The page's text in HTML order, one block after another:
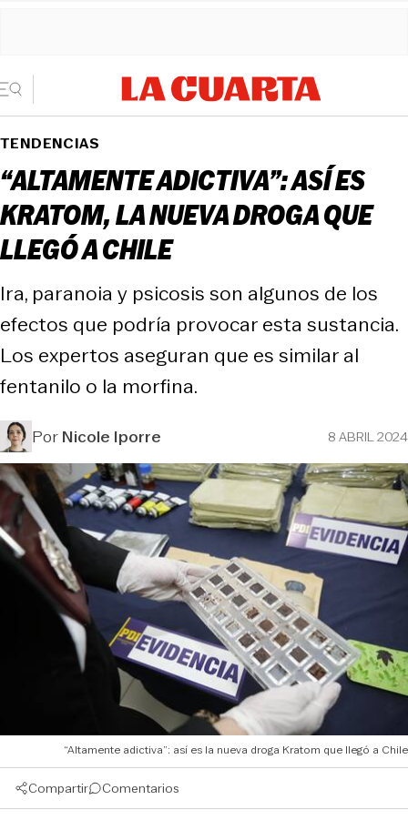
TENDENCIAS
“ALTAMENTE ADICTIVA”: ASÍ ES
KRATOM, LA NUEVA DROGA QUE
LLEGÓ A CHILE
Ira, paranoia y psicosis son algunos de los
efectos que podría provocar esta sustancia.
Los expertos aseguran que es similar al
fentanilo o la morfina.
PorNicole Iporre 8 ABRIL 2024
“Altamente adictiva”: así es la nueva droga Kratom que llegó a Chile
Compartir Comentarios